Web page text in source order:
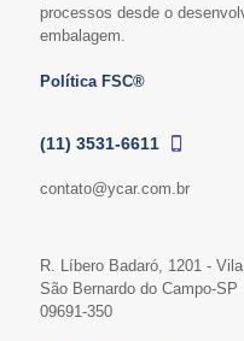
processos desde o
embalagem.
Política FSC®
(11) 3531-6611
contato@ycar.com.br
R. Líbero Badaró, 1201 -
São Bernardo do Campo-SP
09691-350